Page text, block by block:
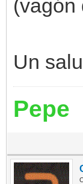
(vagón
Un
Pepe